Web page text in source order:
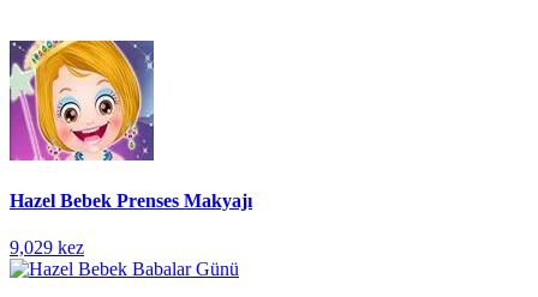
Hazel Bebek Prenses Makyajı
9,029 kez